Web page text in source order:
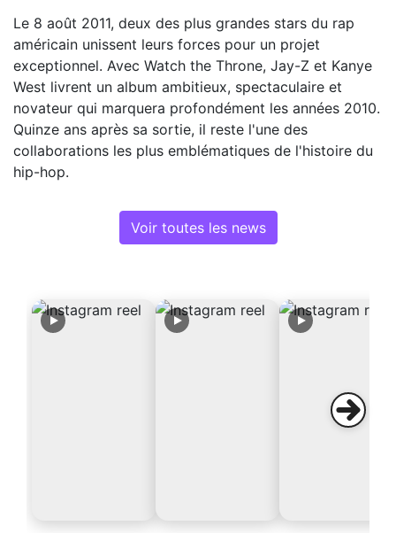
Le 8 août 2011, deux des plus grandes stars du rap
américain unissent leurs forces pour un projet
exceptionnel. Avec Watch the Throne, Jay-Z et Kanye
West livrent un album ambitieux, spectaculaire et
novateur qui marquera profondément les années 2010.
Quinze ans après sa sortie, il reste l'une des
collaborations les plus emblématiques de l'histoire du
hip-hop.
Voir toutes les news